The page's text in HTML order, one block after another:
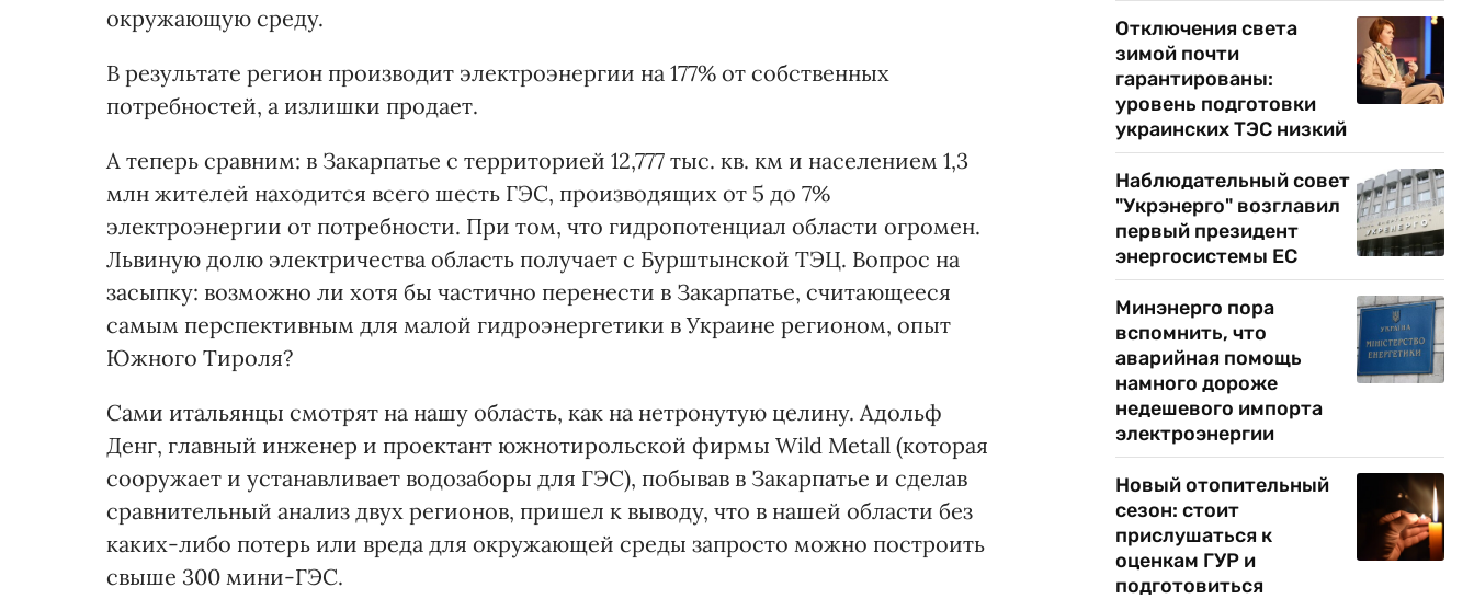
окружающую среду.
В результате регион производит электроэнергии на 177% от собственных
потребностей, а излишки продает.
А теперь сравним: в Закарпатье с территорией 12,777 тыс. кв. км и населением 1,3
млн жителей находится всего шесть ГЭС, производящих от 5 до 7%
электроэнергии от потребности. При том, что гидропотенциал области огромен.
Львиную долю электричества область получает с Бурштынской ТЭЦ. Вопрос на
засыпку: возможно ли хотя бы частично перенести в Закарпатье, считающееся
самым перспективным для малой гидроэнергетики в Украине регионом, опыт
Южного Тироля?
Сами итальянцы смотрят на нашу область, как на нетронутую целину. Адольф
Денг, главный инженер и проектант южнотирольской фирмы Wild Metall (которая
сооружает и устанавливает водозаборы для ГЭС), побывав в Закарпатье и сделав
сравнительный анализ двух регионов, пришел к выводу, что в нашей области без
каких-либо потерь или вреда для окружающей среды запросто можно построить
свыше 300 мини-ГЭС.
Отключения света
зимой почти
гарантированы:
уровень подготовки
украинских ТЭС низкий
Наблюдательный совет
"Укрэнерго" возглавил
первый президент
энергосистемы ЕС
Минэнерго пора
вспомнить, что
аварийная помощь
намного дороже
недешевого импорта
электроэнергии
Новый отопительный
сезон: стоит
прислушаться к
оценкам ГУР и
подготовиться